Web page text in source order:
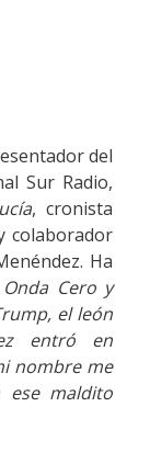
del
Sur Radio,
, cronista
colaborador
Ha
Cero y
el león
entró en
nombre me
ese maldito